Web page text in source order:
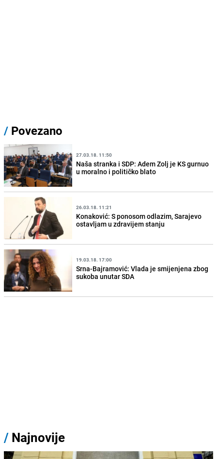
/ Povezano
27.03.18. 11:50
Naša stranka i SDP: Adem Zolj je KS gurnuo
u moralno i političko blato
26.03.18. 11:21
Konaković: S ponosom odlazim, Sarajevo
ostavljam u zdravijem stanju
19.03.18. 17:00
Srna-Bajramović: Vlada je smijenjena zbog
sukoba unutar SDA
/ Najnovije